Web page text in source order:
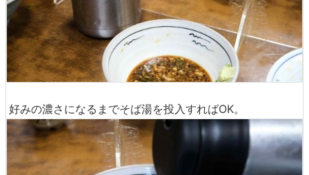
好みの濃さになるまでそば湯を投入すればOK。